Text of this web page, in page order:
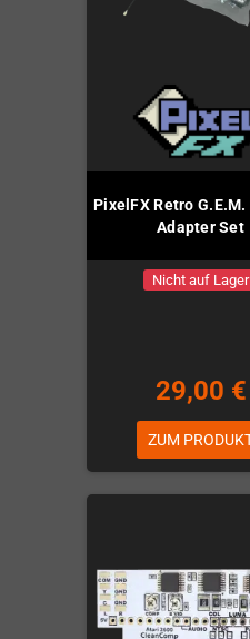
PixelFX Retro G.E.M.
Adapter Set
Nicht auf Lager
29,00 €
ZUM